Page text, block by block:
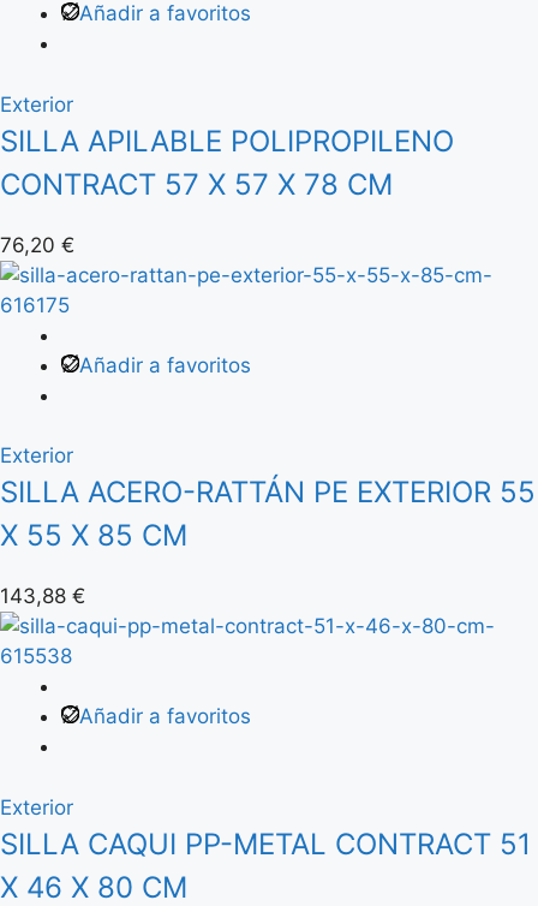
Añadir a favoritos
Exterior
SILLA APILABLE POLIPROPILENO
CONTRACT 57 X 57 X 78 CM
76,20 €
Añadir a favoritos
Exterior
SILLA ACERO-RATTÁN PE EXTERIOR 55
X 55 X 85 CM
143,88 €
Añadir a favoritos
Exterior
SILLA CAQUI PP-METAL CONTRACT 51
X 46 X 80 CM